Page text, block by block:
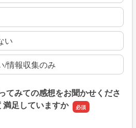
い
/情報収集のみ
てみての感想をお聞かせくださ
足していますか